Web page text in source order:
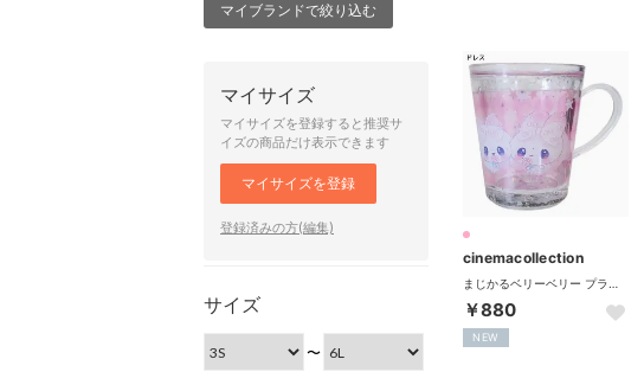
マイブランドで絞り込む
マイサイズ
マイサイズを登録すると推奨サ
イズの商品だけ表示できます
マイサイズを登録
登録済みの方(編集)
サイズ
〜
cinemacollection
￥880
NEW